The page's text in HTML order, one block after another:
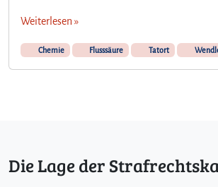
Weiterlesen »
Chemie Flusssäure Tatort
Die Lage der